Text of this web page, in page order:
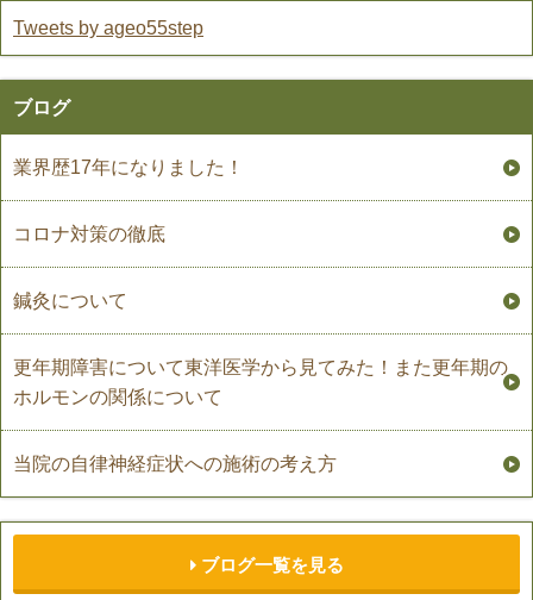
Tweets by ageo55step
ブログ
業界歴17年になりました！
コロナ対策の徹底
鍼灸について
更年期障害について東洋医学から見てみた！また更年期の
ホルモンの関係について
当院の自律神経症状への施術の考え方
ブログ一覧を見る